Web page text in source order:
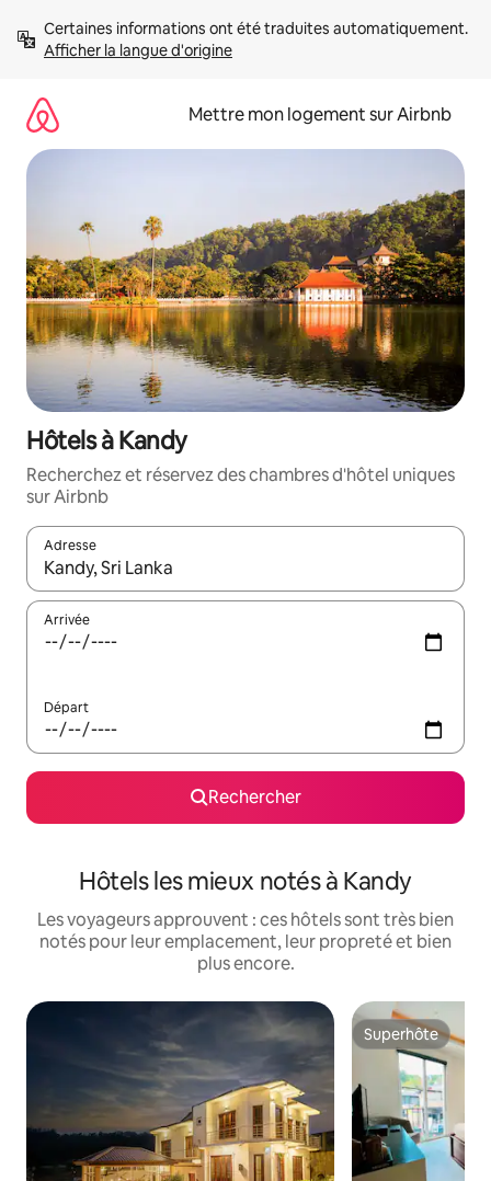
directement
Afficher la langue d'origine
Mettre mon logement sur Airbnb
Hôtels à Kandy
Recherchez et réservez des chambres d'hôtel uniques
sur Airbnb
Adresse
Lorsque les résultats s'affichent, utilisez les flèches vers le
Arrivée
Départ
Rechercher
Hôtels les mieux notés à Kandy
Les voyageurs approuvent : ces hôtels sont très bien
notés pour leur emplacement, leur propreté et bien
plus encore.
Superhôte
Superhôte